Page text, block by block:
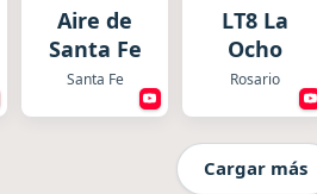
Aire de
Santa Fe
Santa Fe
LT8 La
Ocho
Rosario
Cargar más